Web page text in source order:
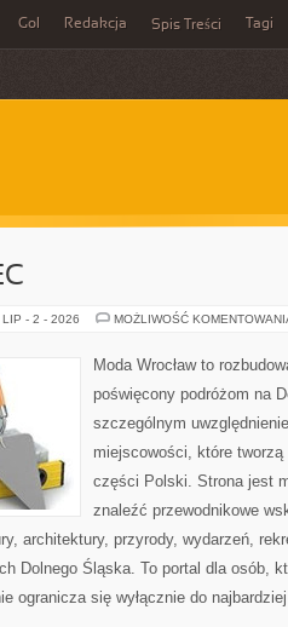
Gol Redakcja Spis Treści Tagi
LIP - 2 - 2026 MOŻLIWOŚĆ
Moda Wrocław to
poświęcony podróżom na
szczególnym
miejscowości, które
części Polski. Strona jest
znaleźć przewodnikowe
architektury, przyrody, wydarzeń,
Dolnego Śląska. To portal dla osób,
ogranicza się wyłącznie do